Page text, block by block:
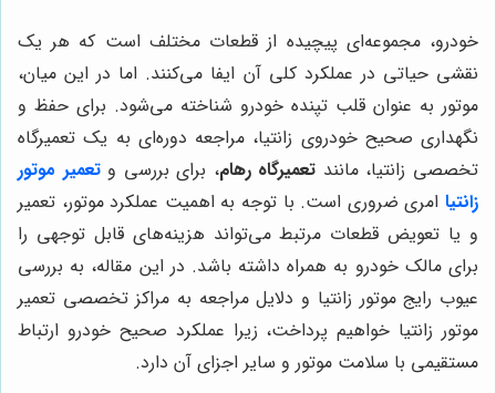
خودرو، مجموعه‌ای پیچیده از قطعات مختلف است که هر یک
نقشی حیاتی در عملکرد کلی آن ایفا می‌کنند. اما در این میان،
موتور به عنوان قلب تپنده خودرو شناخته می‌شود. برای حفظ و
نگهداری صحیح خودروی زانتیا، مراجعه دوره‌ای به یک تعمیرگاه
تخصصی زانتیا، مانند تعمیرگاه رهام، برای بررسی وتعمیر موتور
زانتیا امری ضروری است. با توجه به اهمیت عملکرد موتور، تعمیر
و یا تعویض قطعات مرتبط می‌تواند هزینه‌های قابل توجهی را
برای مالک خودرو به همراه داشته باشد. در این مقاله، به بررسی
عیوب رایج موتور زانتیا و دلایل مراجعه به مراکز تخصصی تعمیر
موتور زانتیا خواهیم پرداخت، زیرا عملکرد صحیح خودرو ارتباط
مستقیمی با سلامت موتور و سایر اجزای آن دارد.